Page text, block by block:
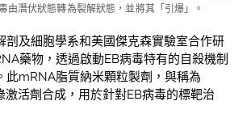
由潛伏狀態轉為裂解狀態，並將其「引爆」。
剖及細胞學系和美國傑克森實驗室合作研
藥物，透過啟動EB病毒特有的自殺機制
此mRNA脂質納米顆粒製劑，與稱為
激活劑合成，用於針對EB病毒的標靶治